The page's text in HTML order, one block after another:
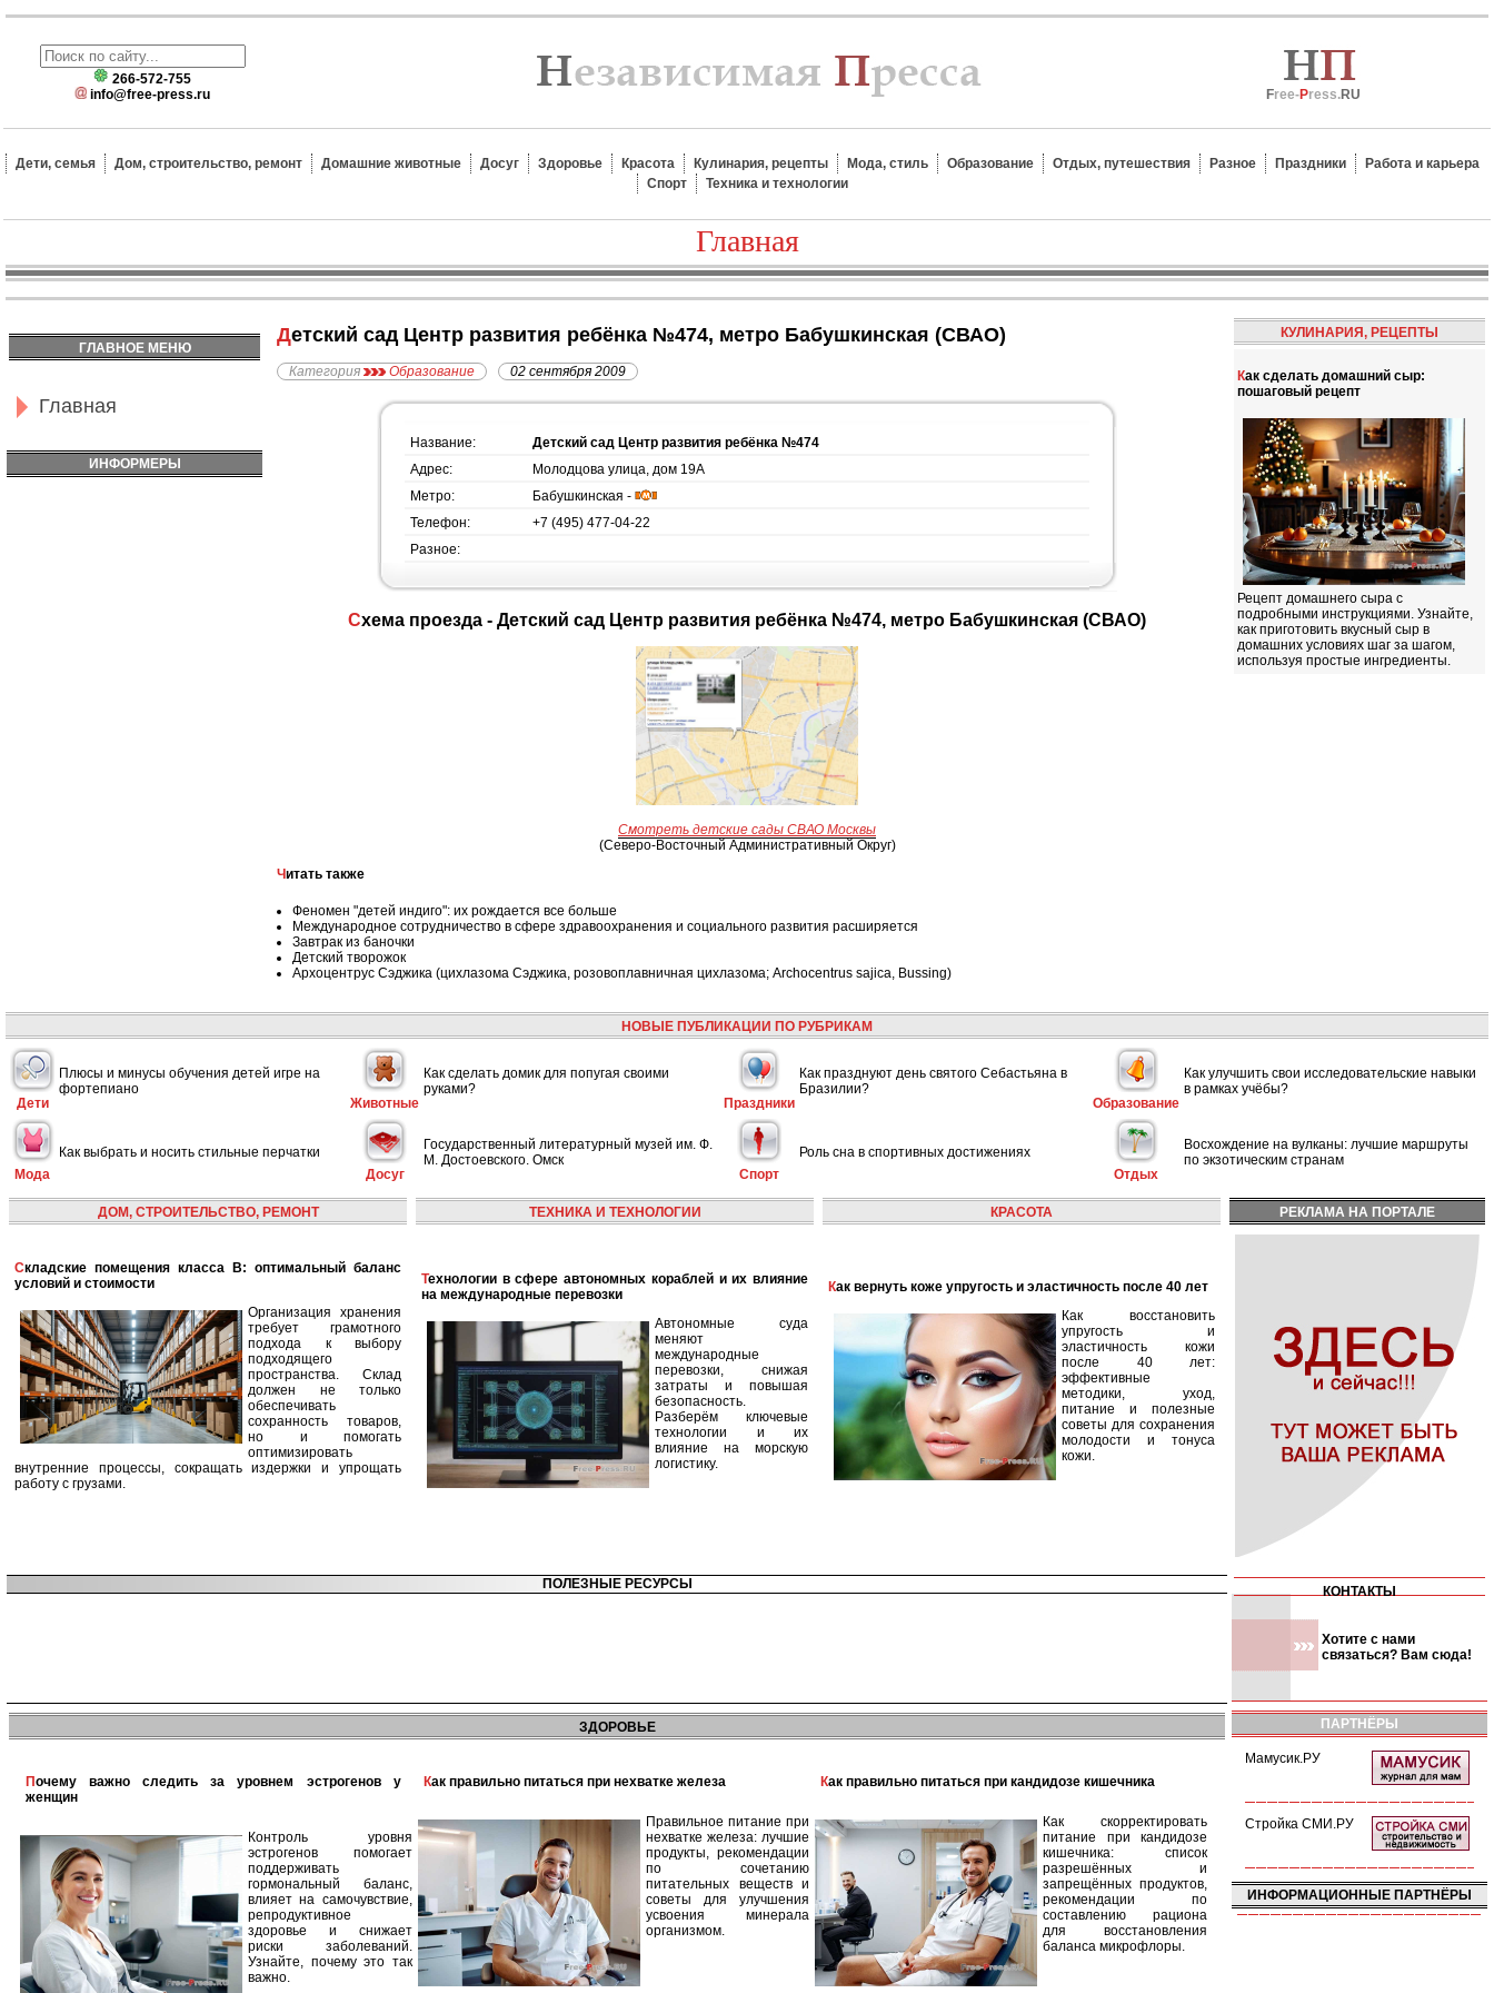
266-572-755
info@free-press.ru
Free-Press.RU
Дети, семья Дом, строительство, ремонт Домашние животные Досуг Здоровье Красота Кулинария, рецепты Мода, стиль Образование Отдых, путешествия Разное Праздники
Работа и карьера
Спорт
Техника и технологии
Главная
ГЛАВНОЕ МЕНЮ
Главная
ИНФОРМЕРЫ
Детский сад Центр развития ребёнка №474, метро Бабушкинская (СВАО)
Категория Образование 02 сентября 2009
Название:
Детский сад Центр развития ребёнка №474
Адрес:
Молодцова улица, дом 19А
Метро:
Бабушкинская -
Телефон:
+7 (495) 477-04-22
Разное:
Схема проезда - Детский сад Центр развития ребёнка №474, метро Бабушкинская (СВАО)
Смотреть детские сады СВАО Москвы
(Северо-Восточный Административный Округ)
Читать также
Феномен "детей индиго": их рождается все больше
Международное сотрудничество в сфере здравоохранения и социального развития расширяется
Завтрак из баночки
Детский творожок
Архоцентрус Сэджика (цихлазома Сэджика, розовоплавничная цихлазома; Archocentrus sajica, Bussing)
КУЛИНАРИЯ, РЕЦЕПТЫ
Как сделать домашний сыр:
пошаговый рецепт
Рецепт домашнего сыра с
подробными инструкциями. Узнайте,
как приготовить вкусный сыр в
домашних условиях шаг за шагом,
используя простые ингредиенты.
НОВЫЕ ПУБЛИКАЦИИ ПО РУБРИКАМ
Дети
Плюсы и минусы обучения детей игре на
фортепиано
Животные
Как сделать домик для попугая своими
руками?
Праздники
Как празднуют день святого Себастьяна в
Бразилии?
Образование
Как улучшить свои исследовательские навыки
в рамках учёбы?
Мода
Как выбрать и носить стильные перчатки
Досуг
Государственный литературный музей им. Ф.
М. Достоевского. Омск
Спорт
Роль сна в спортивных достижениях
Отдых
Восхождение на вулканы: лучшие маршруты
по экзотическим странам
ДОМ, СТРОИТЕЛЬСТВО, РЕМОНТ
Складские помещения класса B: оптимальный баланс
условий и стоимости
Организация хранения
требует грамотного
подхода к выбору
подходящего
пространства. Склад
должен не только
обеспечивать
сохранность товаров,
но и помогать
оптимизировать
внутренние процессы, сокращать издержки и упрощать
работу с грузами.
ТЕХНИКА И ТЕХНОЛОГИИ
Технологии в сфере автономных кораблей и их влияние
на международные перевозки
Автономные суда
меняют
международные
перевозки, снижая
затраты и повышая
безопасность.
Разберём ключевые
технологии и их
влияние на морскую
логистику.
КРАСОТА
Как вернуть коже упругость и эластичность после 40 лет
Как восстановить
упругость и
эластичность кожи
после 40 лет:
эффективные
методики, уход,
питание и полезные
советы для сохранения
молодости и тонуса
кожи.
РЕКЛАМА НА ПОРТАЛЕ
ПОЛЕЗНЫЕ РЕСУРСЫ КОНТАКТЫ
Хотите с нами
связаться? Вам сюда!
ЗДОРОВЬЕ
Почему важно следить за уровнем эстрогенов у
женщин
Контроль уровня
эстрогенов помогает
поддерживать
гормональный баланс,
влияет на самочувствие,
репродуктивное
здоровье и снижает
риски заболеваний.
Узнайте, почему это так
важно.
Как правильно питаться при нехватке железа
Правильное питание при
нехватке железа: лучшие
продукты, рекомендации
по сочетанию
питательных веществ и
советы для улучшения
усвоения минерала
организмом.
Как правильно питаться при кандидозе кишечника
Как скорректировать
питание при кандидозе
кишечника: список
разрешённых и
запрещённых продуктов,
рекомендации по
составлению рациона
для восстановления
баланса микрофлоры.
ПАРТНЁРЫ
Мамусик.РУ
Стройка СМИ.РУ
ИНФОРМАЦИОННЫЕ ПАРТНЁРЫ